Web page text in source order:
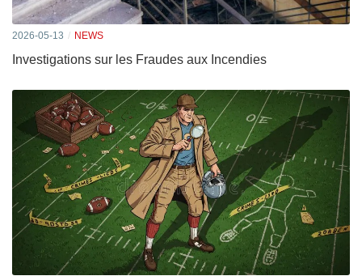
2026-05-13 NEWS
Investigations sur les Fraudes aux Incendies